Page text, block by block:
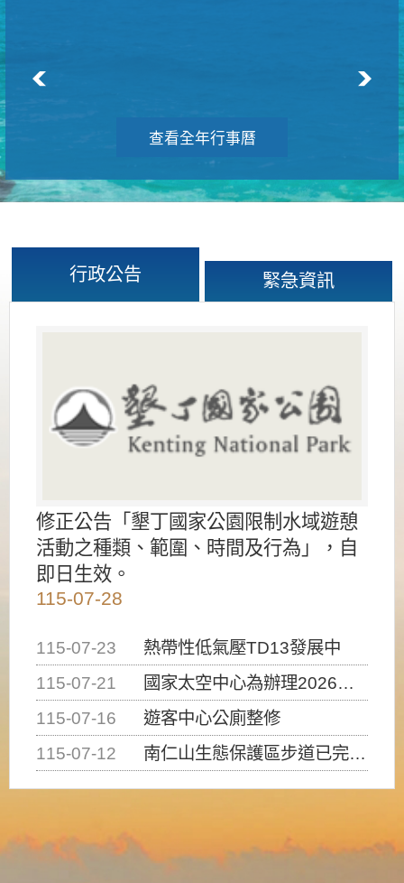
查看全年行事曆
行政公告 緊急資訊
修正公告「墾丁國家公園限制水域遊憩
活動之種類、範圍、時間及行為」，自
即日生效。
115-07-28
115-07-23
熱帶性低氣壓TD13發展中
115-07-21
國家太空中心為辦理2026台灣盃火箭競賽，陸、海、空域警戒及協調相關事宜，因颱風備案事宜
115-07-16
遊客中心公廁整修
115-07-12
南仁山生態保護區步道已完成修復，自115年7月13日（星期一）起恢復開放入園，歡迎民眾依規定申請入園....